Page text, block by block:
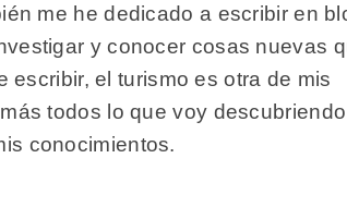
me he dedicado a escribir en
y conocer cosas nuevas
escribir, el turismo es otra de mis
todos lo que voy
conocimientos.